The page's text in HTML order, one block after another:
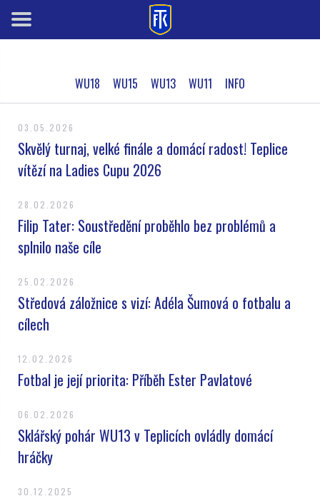
WU18 WU15 WU13 WU11 INFO
03.05.2026
Skvělý turnaj, velké finále a domácí radost! Teplice
vítězí na Ladies Cupu 2026
28.02.2026
Filip Tater: Soustředění proběhlo bez problémů a
splnilo naše cíle
25.02.2026
Středová záložnice s vizí: Adéla Šumová o fotbalu a
cílech
12.02.2026
Fotbal je její priorita: Příběh Ester Pavlatové
06.02.2026
Sklářský pohár WU13 v Teplicích ovládly domácí
hráčky
30.12.2025